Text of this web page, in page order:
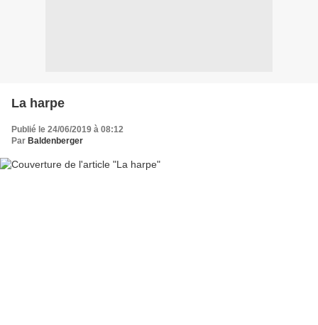
La harpe
Publié le 24/06/2019 à 08:12
Par Baldenberger